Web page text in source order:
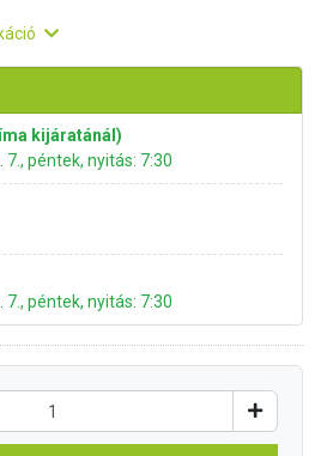
kijáratánál)
péntek, nyitás: 7:30
péntek, nyitás: 7:30